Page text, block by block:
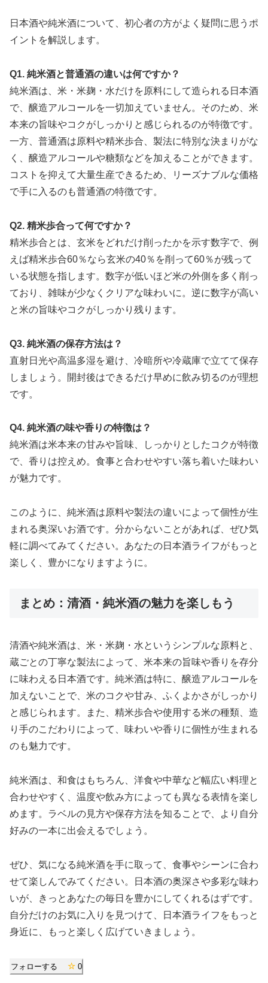
日本酒や純米酒について、初心者の方がよく疑問に思うポ
イントを解説します。
Q1. 純米酒と普通酒の違いは何ですか？
純米酒は、米・米麹・水だけを原料にして造られる日本酒
で、醸造アルコールを一切加えていません。そのため、米
本来の旨味やコクがしっかりと感じられるのが特徴です。
一方、普通酒は原料や精米歩合、製法に特別な決まりがな
く、醸造アルコールや糖類などを加えることができます。
コストを抑えて大量生産できるため、リーズナブルな価格
で手に入るのも普通酒の特徴です。
Q2. 精米歩合って何ですか？
精米歩合とは、玄米をどれだけ削ったかを示す数字で、例
えば精米歩合60％なら玄米の40％を削って60％が残って
いる状態を指します。数字が低いほど米の外側を多く削っ
ており、雑味が少なくクリアな味わいに。逆に数字が高い
と米の旨味やコクがしっかり残ります。
Q3. 純米酒の保存方法は？
直射日光や高温多湿を避け、冷暗所や冷蔵庫で立てて保存
しましょう。開封後はできるだけ早めに飲み切るのが理想
です。
Q4. 純米酒の味や香りの特徴は？
純米酒は米本来の甘みや旨味、しっかりとしたコクが特徴
で、香りは控えめ。食事と合わせやすい落ち着いた味わい
が魅力です。
このように、純米酒は原料や製法の違いによって個性が生
まれる奥深いお酒です。分からないことがあれば、ぜひ気
軽に調べてみてください。あなたの日本酒ライフがもっと
楽しく、豊かになりますように。
まとめ：清酒・純米酒の魅力を楽しもう
清酒や純米酒は、米・米麹・水というシンプルな原料と、
蔵ごとの丁寧な製法によって、米本来の旨味や香りを存分
に味わえる日本酒です。純米酒は特に、醸造アルコールを
加えないことで、米のコクや甘み、ふくよかさがしっかり
と感じられます。また、精米歩合や使用する米の種類、造
り手のこだわりによって、味わいや香りに個性が生まれる
のも魅力です。
純米酒は、和食はもちろん、洋食や中華など幅広い料理と
合わせやすく、温度や飲み方によっても異なる表情を楽し
めます。ラベルの見方や保存方法を知ることで、より自分
好みの一本に出会えるでしょう。
ぜひ、気になる純米酒を手に取って、食事やシーンに合わ
せて楽しんでみてください。日本酒の奥深さや多彩な味わ
いが、きっとあなたの毎日を豊かにしてくれるはずです。
自分だけのお気に入りを見つけて、日本酒ライフをもっと
身近に、もっと楽しく広げていきましょう。
フォローする 0